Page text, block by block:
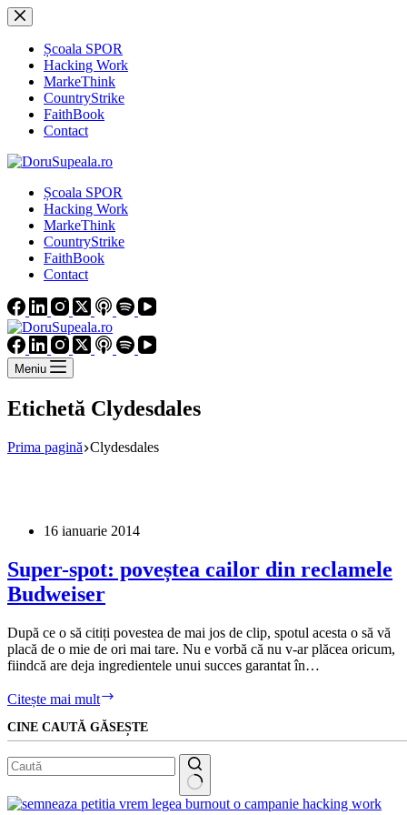
Sari
la
conținutȘcoala SPOR
Hacking Work
MarkeThink
CountryStrike
FaithBook
Contact
Școala SPOR
Hacking Work
MarkeThink
CountryStrike
FaithBook
Contact
Meniu
Etichetă Clydesdales
Prima pagină Clydesdales
16 ianuarie 2014
Super-spot: poveștea cailor din reclamele
Budweiser
După ce o să citiți povestea de mai jos de clip, spotul acesta o să vă
placă de o mie de ori mai tare. Nu e vorbă că nu v-ar plăcea oricum,
fiindcă are deja ingredientele unui succes garantat în…
Citește mai mult
poveștea
cailor
din
reclamele
CINE CAUTĂ GĂSEȘTE
Niciun